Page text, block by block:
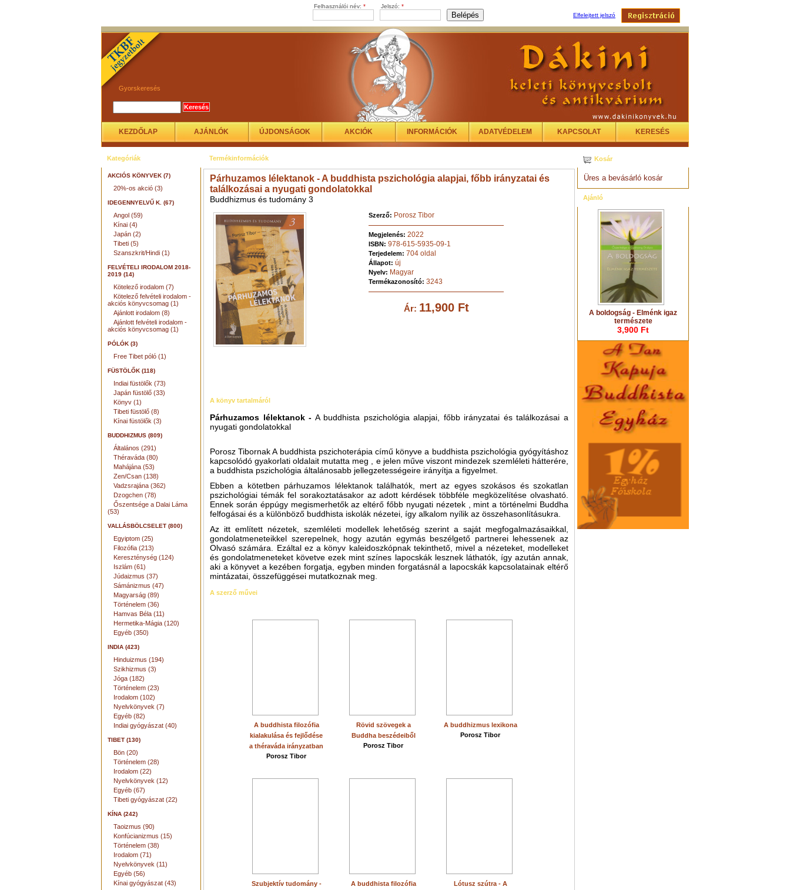
Felhasználói név: * Jelszó: *
Elfelejtett jelszó
Gyorskeresés
KEZDŐLAP AJÁNLÓK ÚJDONSÁGOK AKCIÓK INFORMÁCIÓK ADATVÉDELEM KAPCSOLAT KERESÉS
Kategóriák
AKCIÓS KÖNYVEK (7)
20%-os akció (3)
IDEGENNYELVŰ K. (67)
Angol (59)
Kínai (4)
Japán (2)
Tibeti (5)
Szanszkrit/Hindi (1)
FELVÉTELI IRODALOM 2018-
2019 (14)
Kötelező irodalom (7)
Kötelező felvételi irodalom -
akciós könyvcsomag (1)
Ajánlott irodalom (8)
Ajánlott felvételi irodalom -
akciós könyvcsomag (1)
PÓLÓK (3)
Free Tibet póló (1)
FÜSTÖLŐK (118)
Indiai füstölők (73)
Japán füstölő (33)
Könyv (1)
Tibeti füstölő (8)
Kínai füstölők (3)
BUDDHIZMUS (809)
Általános (291)
Théraváda (80)
Mahájána (53)
Zen/Csan (138)
Vadzsrajána (362)
Dzogchen (78)
Őszentsége a Dalai Láma
(53)
VALLÁSBÖLCSELET (800)
Egyiptom (25)
Filozófia (213)
Kereszténység (124)
Iszlám (61)
Júdaizmus (37)
Sámánizmus (47)
Magyarság (89)
Történelem (36)
Hamvas Béla (11)
Hermetika-Mágia (120)
Egyéb (350)
INDIA (423)
Hinduizmus (194)
Szikhizmus (3)
Jóga (182)
Történelem (23)
Irodalom (102)
Nyelvkönyvek (7)
Egyéb (82)
Indiai gyógyászat (40)
TIBET (130)
Bön (20)
Történelem (28)
Irodalom (22)
Nyelvkönyvek (12)
Egyéb (67)
Tibeti gyógyászat (22)
KÍNA (242)
Taoizmus (90)
Konfúcianizmus (15)
Történelem (38)
Irodalom (71)
Nyelvkönyvek (11)
Egyéb (56)
Kínai gyógyászat (43)
Kosár
Üres a bevásárló kosár
Ajánló
A boldogság - Elménk igaz
természete
3,900 Ft
Termékinformációk
Párhuzamos lélektanok - A buddhista pszichológia alapjai, főbb irányzatai és
találkozásai a nyugati gondolatokkal
Buddhizmus és tudomány 3
Szerző: Porosz Tibor
Megjelenés: 2022
ISBN: 978-615-5935-09-1
Terjedelem: 704 oldal
Állapot: új
Nyelv: Magyar
Termékazonosító: 3243
Ár: 11,900 Ft
A könyv tartalmáról
Párhuzamos lélektanok - A buddhista pszichológia alapjai, főbb irányzatai és találkozásai a
nyugati gondolatokkal
Porosz Tibornak A buddhista pszichoterápia című könyve a buddhista pszichológia gyógyításhoz
kapcsolódó gyakorlati oldalait mutatta meg , e jelen műve viszont mindezek szemléleti hátterére,
a buddhista pszichológia általánosabb jellegzetességeire irányítja a figyelmet.
Ebben a kötetben párhuzamos lélektanok találhatók, mert az egyes szokásos és szokatlan
pszichológiai témák fel sorakoztatásakor az adott kérdések többféle megközelítése olvasható.
Ennek során éppúgy megismerhetők az eltérő főbb nyugati nézetek , mint a történelmi Buddha
felfogásai és a különböző buddhista iskolák nézetei, így alkalom nyílik az összehasonlításukra.
Az itt említett nézetek, szemléleti modellek lehetőség szerint a saját megfogalmazásaikkal,
gondolatmeneteikkel szerepelnek, hogy azután egymás beszélgető partnerei lehessenek az
Olvasó számára. Ezáltal ez a könyv kaleidoszkópnak tekinthető, mivel a nézeteket, modelleket
és gondolatmeneteket követve ezek mint színes lapocskák lesznek láthatók, így azután annak,
aki a könyvet a kezében forgatja, egyben minden forgatásnál a lapocskák kapcsolatainak eltérő
mintázatai, összefüggései mutatkoznak meg.
A szerző művei
A buddhista filozófia
kialakulása és fejlődése
a théraváda irányzatban
Porosz Tibor
Rövid szövegek a
Buddha beszédeiből
Porosz Tibor
A buddhizmus lexikona
Porosz Tibor
Szubjektív tudomány -
A buddhista filozófia
Lótusz szútra - A